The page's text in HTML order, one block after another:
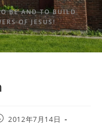
BE AND TO BUILD
OF JESUS!
2012年7月14日